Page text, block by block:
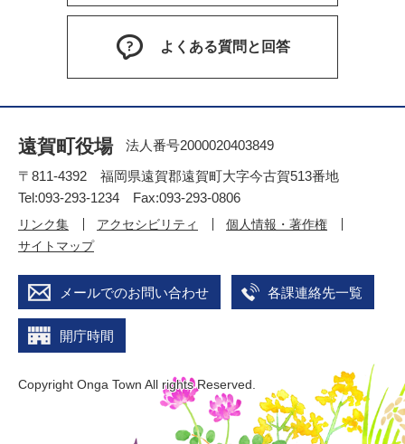
よくある質問と回答
遠賀町役場
法人番号2000020403849
〒811-4392 福岡県遠賀郡遠賀町大字今古賀513番地
Tel:093-293-1234 Fax:093-293-0806
リンク集 アクセシビリティ
個人情報・著作権
サイトマップ
メールでのお問い合わせ 各課連絡先一覧
開庁時間
Copyright Onga Town All rights Reserved.